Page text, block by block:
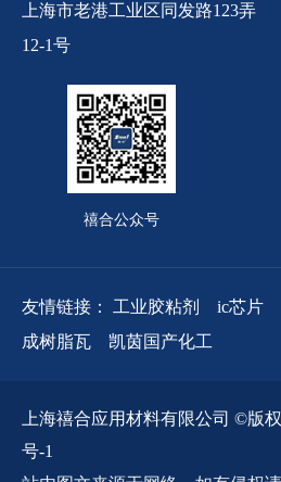
上海市老港工业区同发路123弄
12-1号
禧合公众号
友情链接： 工业胶粘剂 ic芯片
成树脂瓦
凯茵国产化工
上海禧合应用材料有限公司 ©版
号-1